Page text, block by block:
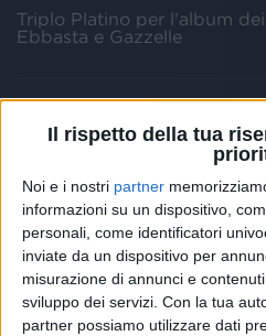
Il rispetto della tua
Noi e i nostri partner
informazioni su un dispositivo,
personali, come identificatori
inviate da un dispositivo per
misurazione di annunci e
sviluppo dei servizi. Con la tua
partner possiamo utilizzare dati
Triplo Platino per l'album
Ebbasta e Gazzelle